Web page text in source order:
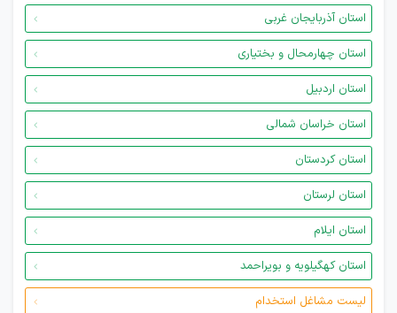
استان آذربایجان غربی
استان چهارمحال و بختیاری
استان اردبیل
استان خراسان شمالی
استان کردستان
استان لرستان
استان ایلام
استان کهگیلویه و بویراحمد
لیست مشاغل استخدام